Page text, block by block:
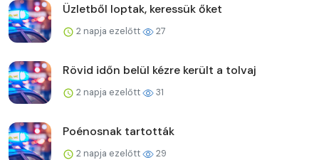
Üzletből loptak, keressük őket
2 napja ezelőtt 27
Rövid időn belül kézre került a tolvaj
2 napja ezelőtt 31
Poénosnak tartották
2 napja ezelőtt 29